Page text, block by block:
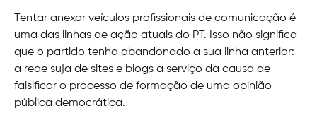
Tentar anexar veículos profissionais de comunicação é
uma das linhas de ação atuais do PT. Isso não significa
que o partido tenha abandonado a sua linha anterior:
a rede suja de sites e blogs a serviço da causa de
falsificar o processo de formação de uma opinião
pública democrática.